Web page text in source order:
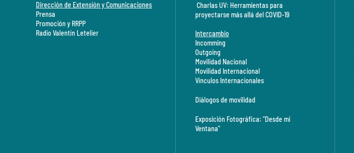
Dirección de Extensión y Comunicaciones
Prensa
Promoción y RRPP
Radio Valentín Letelier
Charlas UV: Herramientas para
proyectarse más allá del COVID-19
Intercambio
Incomming
Outgoing
Movilidad Nacional
Movilidad Internacional
Vínculos Internacionales
Diálogos de movilidad
Exposición Fotográfica: "Desde mi
Ventana"